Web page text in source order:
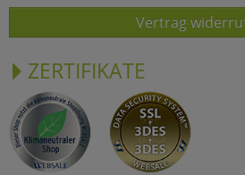
Vertrag
ZERTIFIKATE